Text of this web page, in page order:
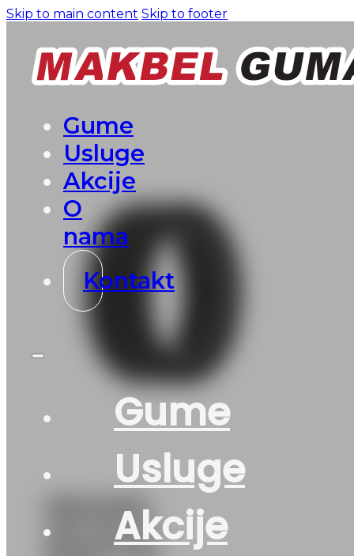
Skip to main content Skip to footer
Gume
Usluge
Akcije
O
nama
Kontakt
Gume
Usluge
Akcije
285/40R21
4X4 PILOT-